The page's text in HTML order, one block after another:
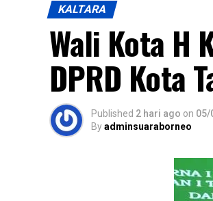
KALTARA
Wali Kota H
DPRD Kota
Published 2 hari ago on 05/
Byadminsuaraborneo